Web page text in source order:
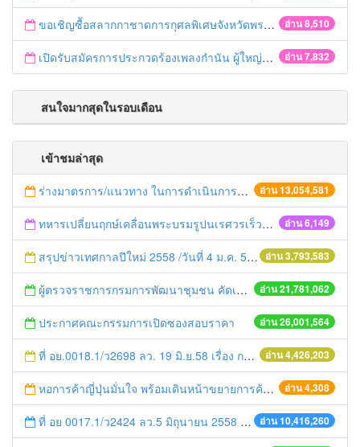
อ่าน 8,510
ขอเชิญซื้อสลากกาชาดการกุศลพิเศษจังหวัดพระนครศรีอยุธยา 2560
อ่าน 7,832
เปิดรับสมัครการประกวดร้องเพลงกำนัน ผู้ใหญ่บ้าน ฯลฯ
สนใจมากสุดในรอบเดือน
เข้าชมล่าสุด
อ่าน 13,054,581
ร่างมาตรการ/แนวทาง ในการดำเนินการประกอบการตรวจราชการแบบบูรณาการ
อ่าน 6,149
ทหารเปลี่ยนฤกษ์เคลื่อนพระบรมรูปนเรศวรเร็วขึ้น 3 ชั่วโมง
อ่าน 3,793,583
สรุปข่าวเทศกาลปีใหม่ 2558 /วันที่ 4 ม.ค. 58
อ่าน 21,781,062
ผู้ตรวจราชการกรมการพัฒนาชุมชน คัดเลือกข้าราชการและลูกจ้างดีเด่น และหน่วยงานพัฒนาชุมชนใสสะอาด ประจำปี ๒๕๕๔
อ่าน 26,001,564
ประกาศคณะกรรมการเปิดซองสอบราคา
อ่าน 4,426,203
ที่ อย.0018.1/ว2698 ลว. 19 มิ.ย.58 เรื่อง การแก้ไขปัญหาหนี้สินให้แก่เกษตรกร
อ่าน 4,308
หอการค้าญี่ปุ่นมั่นใจ พร้อมเดินหน้าขยายการค้าการลงทุนในไทย
อ่าน 10,416,260
ที่ อย 0017.1/ว2424 ลว.5 มิถุนายน 2558 เรื่อง แจ้งกำหนดตรวจประเมินและให้คะแนนหน่วยงานที่สมัครเข้าร่วมโครงการพัฒนาหน่วยงานต้นแบบในการจัดตั้งศูนย์ข้อมูลข่าวสารของราชการฯ ประจำปีงบประมาณ พ.ศ. 2558